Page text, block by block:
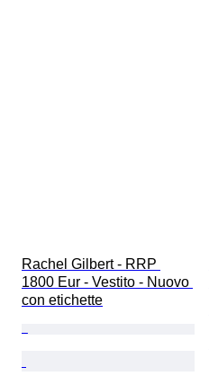
Rachel Gilbert - RRP
1800 Eur - Vestito - Nuovo
con etichette